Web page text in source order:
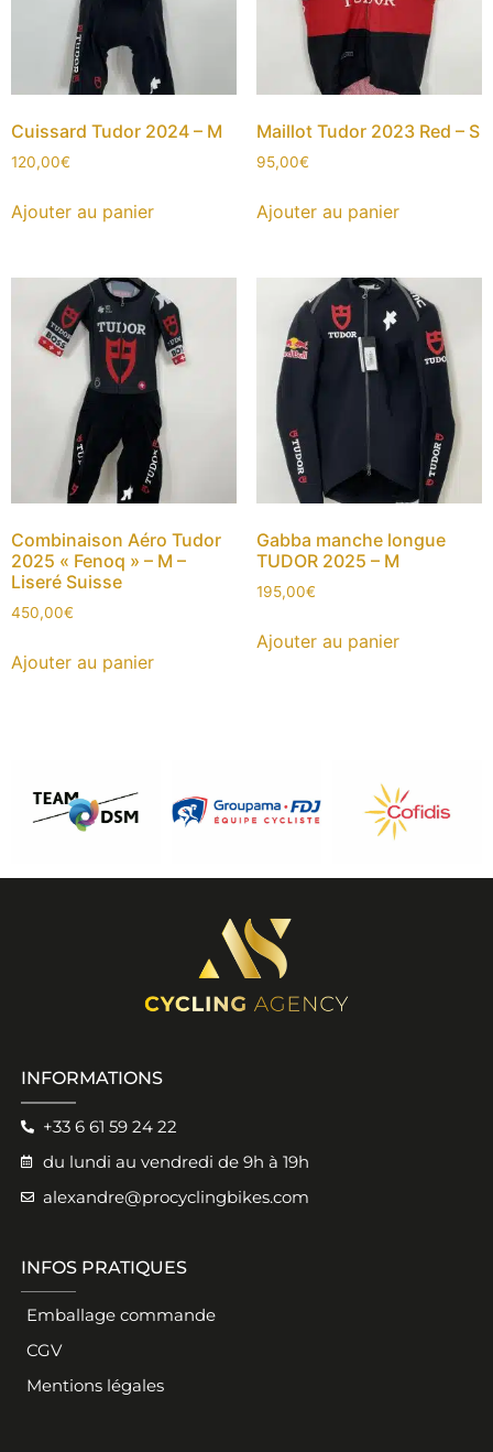
Cuissard Tudor 2024 – M
120,00€
Ajouter au panier
Maillot Tudor 2023 Red – S
95,00€
Ajouter au panier
Combinaison Aéro Tudor
2025 « Fenoq » – M –
Liseré Suisse
450,00€
Ajouter au panier
Gabba manche longue
TUDOR 2025 – M
195,00€
Ajouter au panier
INFORMATIONS
+33 6 61 59 24 22
du lundi au vendredi de 9h à 19h
alexandre@procyclingbikes.com
INFOS PRATIQUES
Emballage commande
CGV
Mentions légales